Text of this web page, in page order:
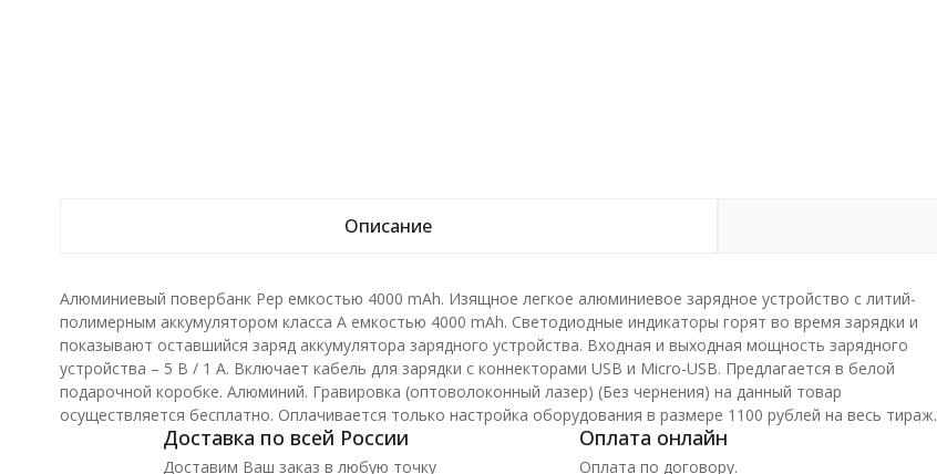
Описание
Алюминиевый повербанк Pep емкостью 4000 mAh. Изящное легкое алюминиевое зарядное устройство с литий-
полимерным аккумулятором класса А емкостью 4000 mAh. Светодиодные индикаторы горят во время зарядки и
показывают оставшийся заряд аккумулятора зарядного устройства. Входная и выходная мощность зарядного
устройства – 5 В / 1 А. Включает кабель для зарядки с коннекторами USB и Micro-USB. Предлагается в белой
подарочной коробке. Алюминий. Гравировка (оптоволоконный лазер) (Без чернения) на данный товар
осуществляется бесплатно. Оплачивается только настройка оборудования в размере 1100 рублей на весь тираж.
Доставка по всей России
Доставим Ваш заказ в любую точку
Оплата онлайн
Оплата по договору.